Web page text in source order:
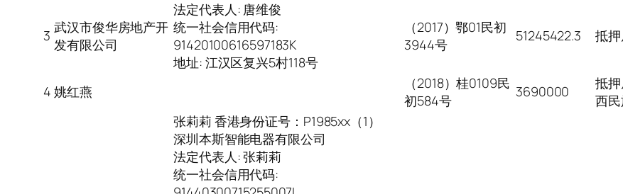
3 武汉市俊华房地产开
发有限公司
法定代表人: 唐维俊
统一社会信用代码:
91420100616597183K
地址: 江汉区复兴5村118号
（2017）鄂01民初
3944号
51245422.3 抵
4 姚红燕
（2018）桂0109民
初584号
3690000
抵
西
张莉莉 香港身份证号：P1985xx（1）
深圳本斯智能电器有限公司
法定代表人: 张莉莉
统一社会信用代码: